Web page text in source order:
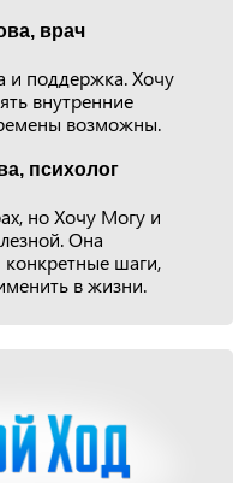
врач
и поддержка. Хочу
внутренние
возможны.
психолог
но Хочу Могу и
Она
шаги,
в жизни.